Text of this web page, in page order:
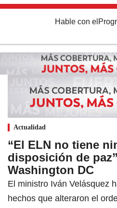
Hable con el
Actualidad
“El ELN no tiene
disposición de
Washington DC
El ministro Iván Velásquez
hechos que alteraron el